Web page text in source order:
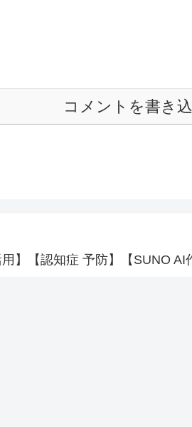
コメントを書き
】【認知症 予防】【SUNO AI